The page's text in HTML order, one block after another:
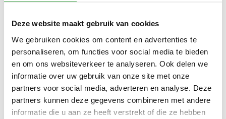
Deze website maakt gebruik van cookies
We gebruiken cookies om content en advertenties te
personaliseren, om functies voor social media te bieden
en om ons websiteverkeer te analyseren. Ook delen we
informatie over uw gebruik van onze site met onze
partners voor social media, adverteren en analyse. Deze
partners kunnen deze gegevens combineren met andere
informatie die u aan ze heeft verstrekt of die ze hebben
Dakbedekking
tot aan maaiveld - 10 jaar
Enkele deur zonder drempel -
voorzien van echt glas
Doorloophoogte deur
Bevestigingsmaterialen
Alle bevestigingsmaterialen
zijn inbegrepen